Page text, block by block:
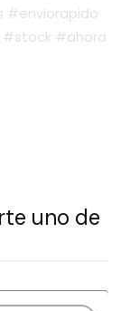
#enviorapido
#ahora
uno de